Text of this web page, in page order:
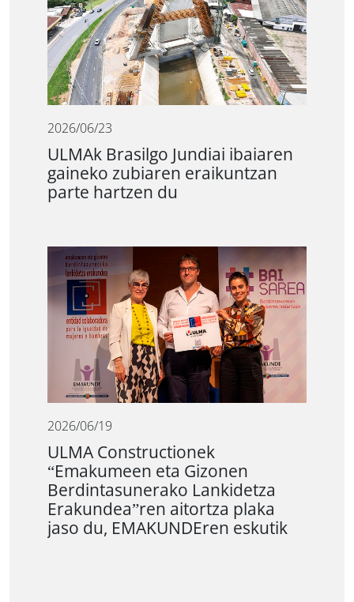
2026/06/23
ULMAk Brasilgo Jundiai ibaiaren
gaineko zubiaren eraikuntzan
parte hartzen du
2026/06/19
ULMA Constructionek
“Emakumeen eta Gizonen
Berdintasunerako Lankidetza
Erakundea”ren aitortza plaka
jaso du, EMAKUNDEren eskutik